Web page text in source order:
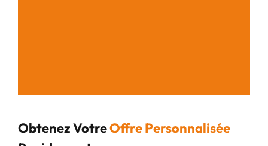
Obtenez VotreOffre Personnalisée